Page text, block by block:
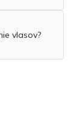
vlasov?